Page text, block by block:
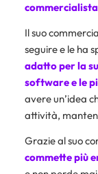
commercialista
Il suo
seguire e le ha
adatto per la
software e le
avere un’idea
attività,
Grazie al suo
commette più